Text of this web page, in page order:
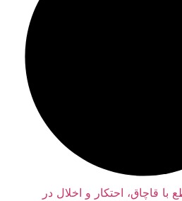
احتکار و اخلال در